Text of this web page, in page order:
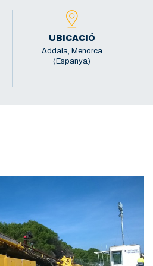
UBICACIÓ
Addaia, Menorca
(Espanya)